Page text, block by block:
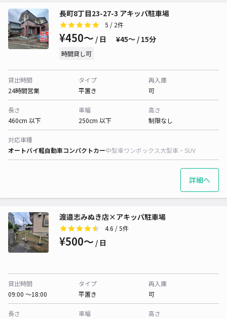
長町8丁目23-27-3 アキッパ駐車場
5 / 2件
¥450〜 / 日 ¥45〜 / 15分
時間貸し可
貸出時間
24時間営業
タイプ
平置き
再入庫
可
長さ
460cm 以下
車幅
250cm 以下
高さ
制限なし
対応車種
オートバイ軽自動車コンパクトカー中型車ワンボックス大型車・SUV
詳細へ
渡邉志みぬき店×アキッパ駐車場
4.6 / 5件
¥500〜 / 日
貸出時間
09:00 〜18:00
タイプ
平置き
再入庫
可
長さ
車幅
高さ